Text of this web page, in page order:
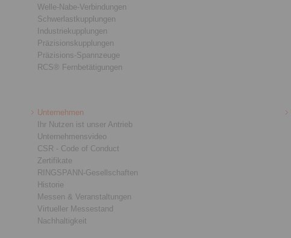
Welle-Nabe-Verbindungen
Schwerlastkupplungen
Industriekupplungen
Präzisionskupplungen
Präzisions-Spannzeuge
RCS® Fernbetätigungen
Unternehmen
Ihr Nutzen ist unser Antrieb
Unternehmensvideo
CSR - Code of Conduct
Zertifikate
RINGSPANN-Gesellschaften
Historie
Messen & Veranstaltungen
Virtueller Messestand
Nachhaltigkeit